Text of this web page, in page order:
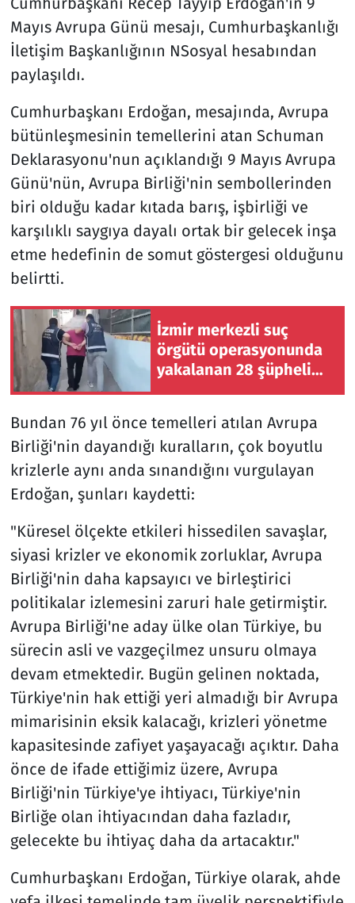
Mayıs Avrupa Günü mesajı, Cumhurbaşkanlığı
İletişim Başkanlığının NSosyal hesabından
paylaşıldı.
Cumhurbaşkanı Erdoğan, mesajında, Avrupa
bütünleşmesinin temellerini atan Schuman
Deklarasyonu'nun açıklandığı 9 Mayıs Avrupa
Günü'nün, Avrupa Birliği'nin sembollerinden
biri olduğu kadar kıtada barış, işbirliği ve
karşılıklı saygıya dayalı ortak bir gelecek inşa
etme hedefinin de somut göstergesi olduğunu
belirtti.
İzmir merkezli suç
örgütü operasyonunda
yakalanan 28 şüpheli
Bundan 76 yıl önce temelleri atılan Avrupa
Birliği'nin dayandığı kuralların, çok boyutlu
krizlerle aynı anda sınandığını vurgulayan
Erdoğan, şunları kaydetti:
"Küresel ölçekte etkileri hissedilen savaşlar,
siyasi krizler ve ekonomik zorluklar, Avrupa
Birliği'nin daha kapsayıcı ve birleştirici
politikalar izlemesini zaruri hale getirmiştir.
Avrupa Birliği'ne aday ülke olan Türkiye, bu
sürecin asli ve vazgeçilmez unsuru olmaya
devam etmektedir. Bugün gelinen noktada,
Türkiye'nin hak ettiği yeri almadığı bir Avrupa
mimarisinin eksik kalacağı, krizleri yönetme
kapasitesinde zafiyet yaşayacağı açıktır. Daha
önce de ifade ettiğimiz üzere, Avrupa
Birliği'nin Türkiye'ye ihtiyacı, Türkiye'nin
Birliğe olan ihtiyacından daha fazladır,
gelecekte bu ihtiyaç daha da artacaktır."
Cumhurbaşkanı Erdoğan, Türkiye olarak, ahde
Televizyon